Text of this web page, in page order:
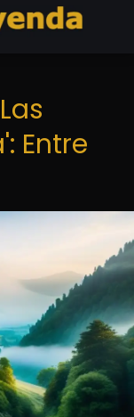
Entre